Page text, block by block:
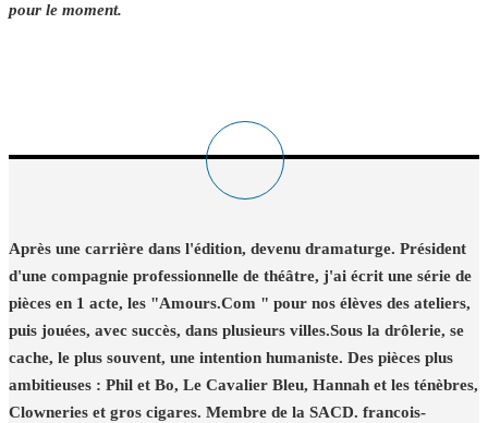
pour le moment.
Après une carrière dans l'édition, devenu dramaturge. Président
d'une compagnie professionnelle de théâtre, j'ai écrit une série de
pièces en 1 acte, les "Amours.Com " pour nos élèves des ateliers,
puis jouées, avec succès, dans plusieurs villes.Sous la drôlerie, se
cache, le plus souvent, une intention humaniste. Des pièces plus
ambitieuses : Phil et Bo, Le Cavalier Bleu, Hannah et les ténèbres,
Clowneries et gros cigares. Membre de la SACD. francois-